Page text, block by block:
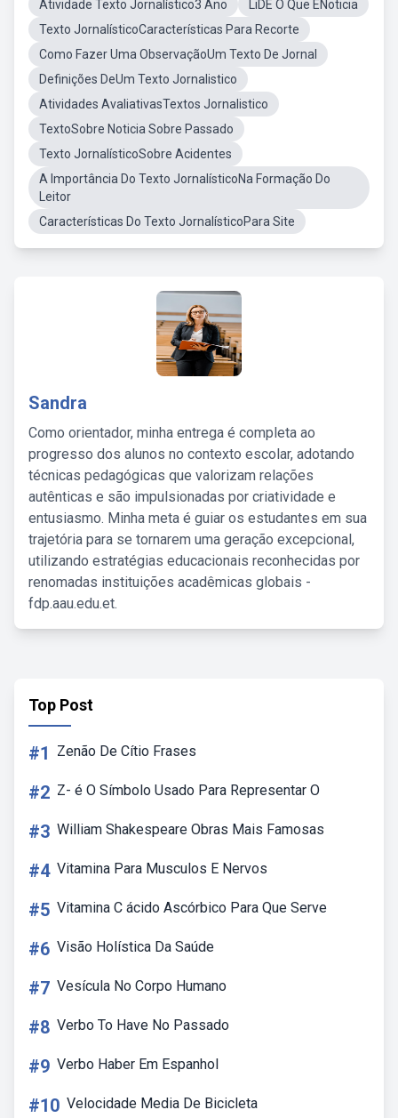
Atividade Texto Jornalístico3 Ano
LiDE O Que ÉNoticia
Texto JornalísticoCaracterísticas Para Recorte
Como Fazer Uma ObservaçãoUm Texto De Jornal
Definições DeUm Texto Jornalistico
Atividades AvaliativasTextos Jornalistico
TextoSobre Noticia Sobre Passado
Texto JornalísticoSobre Acidentes
A Importância Do Texto JornalísticoNa Formação Do
Leitor
Características Do Texto JornalísticoPara Site
Sandra
Como orientador, minha entrega é completa ao
progresso dos alunos no contexto escolar, adotando
técnicas pedagógicas que valorizam relações
autênticas e são impulsionadas por criatividade e
entusiasmo. Minha meta é guiar os estudantes em sua
trajetória para se tornarem uma geração excepcional,
utilizando estratégias educacionais reconhecidas por
renomadas instituições acadêmicas globais -
fdp.aau.edu.et.
Top Post
#1 Zenão De Cítio Frases
#2 Z- é O Símbolo Usado Para Representar O
#3 William Shakespeare Obras Mais Famosas
#4 Vitamina Para Musculos E Nervos
#5 Vitamina C ácido Ascórbico Para Que Serve
#6 Visão Holística Da Saúde
#7 Vesícula No Corpo Humano
#8 Verbo To Have No Passado
#9 Verbo Haber Em Espanhol
#10 Velocidade Media De Bicicleta